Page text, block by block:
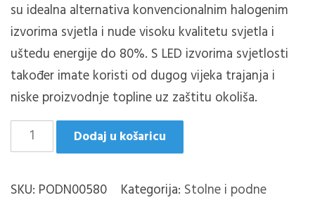
su idealna alternativa konvencionalnim halogenim
izvorima svjetla i nude visoku kvalitetu svjetla i
uštedu energije do 80%. S LED izvorima svjetlosti
također imate koristi od dugog vijeka trajanja i
niske proizvodnje topline uz zaštitu okoliša.
PURE
PODNA
1XE14
Dodaj u košaricu
SKU: PODN00580 Kategorija: Stolne i podne